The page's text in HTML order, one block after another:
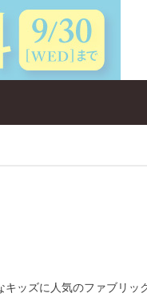
キッズに人気のファブリッ